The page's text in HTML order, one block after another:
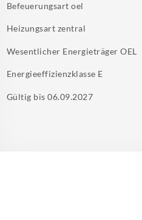
Befeuerungsartoel
Heizungsart zentral
Wesentlicher EnergieträgerOEL
Energieeffizienzklasse E
Gültig bis06.09.2027